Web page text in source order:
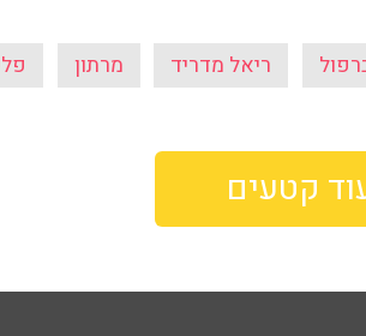
ריאל מדריד מרתון
קטעים